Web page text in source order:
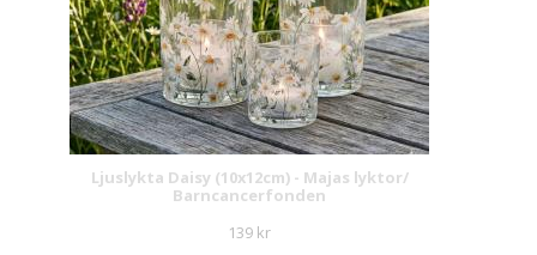
Ljuslykta Daisy (10x12cm) - Majas lyktor/
Barncancerfonden
139 kr